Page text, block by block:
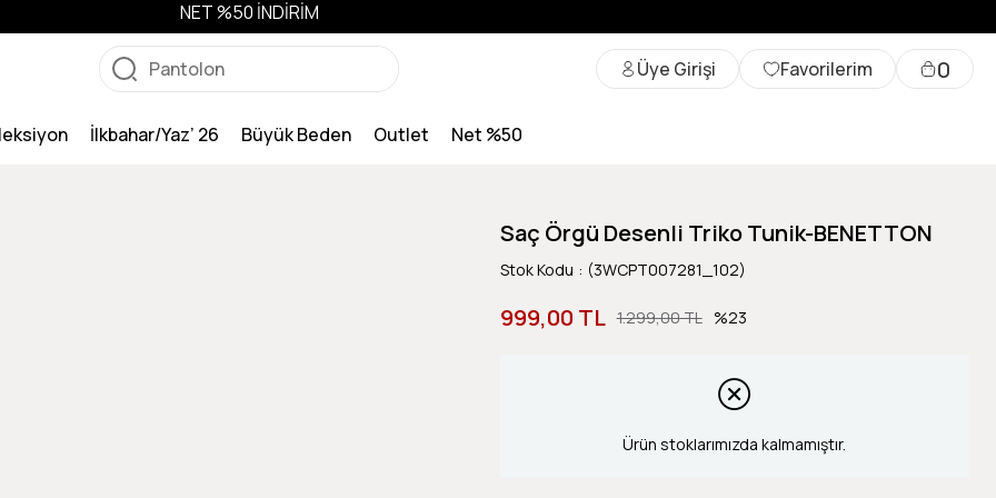
NET %50 İNDİRİM
Üye Girişi Favorilerim 0
İlkbahar/Yaz’ 26 Büyük Beden Outlet Net %50
Saç Örgü Desenli Triko Tunik-BENETTON
Stok Kodu (3WCPT007281_102)
1.299,00 TL
999,00 TL 23
Ürün stoklarımızda kalmamıştır.